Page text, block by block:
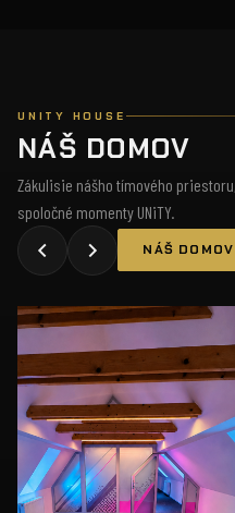
UNITY HOUSE
NÁŠ DOMOV
Zákulisie nášho tímového
spoločné momenty UNiTY.
NÁŠ